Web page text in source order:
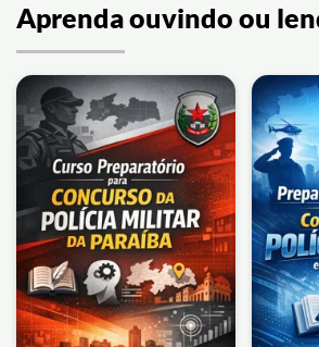
Aprenda ouvindo ou